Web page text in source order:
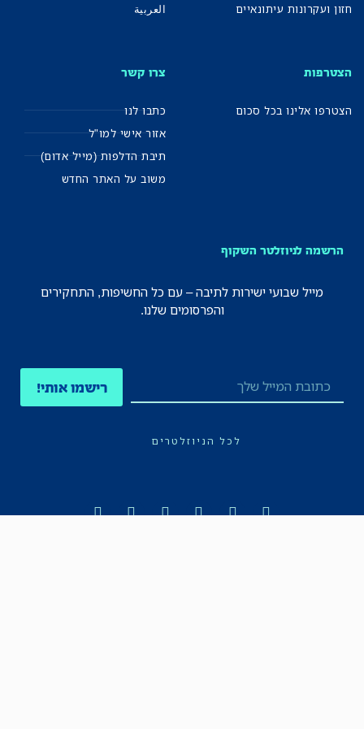
חזון ועקרונות עיתונאיים
العربية
הצטרפות
הצטרפו אלינו בכל סכום
צרו קשר
כתבו לנו
אזור אישי למו"ל
תיבת הדלפות (מייל אדום)
משוב על האתר החדש
הרשמה לניוזלטר השקוף
מייל שבועי ישירות לתיבה – עם כל החשיפות, התחקירים
והפרסומים שלנו.
רישמו אותי!
לכל הניוזלטרים